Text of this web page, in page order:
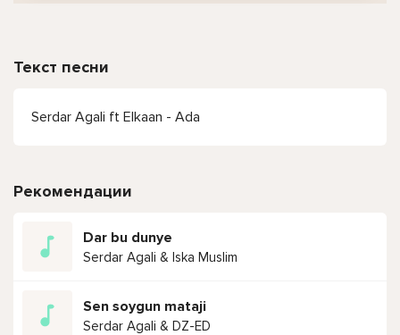
Текст песни
Serdar Agali ft Elkaan - Ada
Рекомендации
Dar bu dunye
Serdar Agali & Iska Muslim
Sen soygun mataji
Serdar Agali & DZ-ED